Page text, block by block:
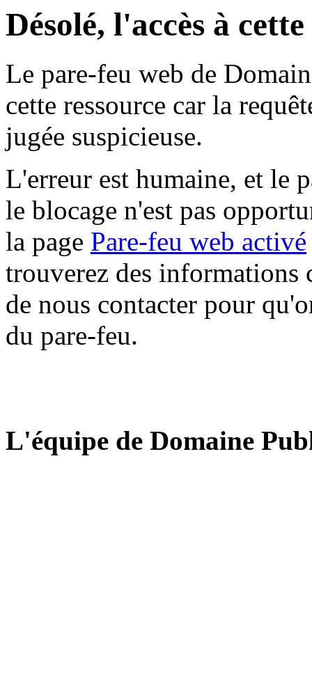
Désolé, l'accès à
Le pare-feu web de
cette ressource car la
jugée suspicieuse.
L'erreur est humaine, et le
le blocage n'est pas
la page Pare-feu web activé
trouverez des informations
de nous contacter pour
du pare-feu.
L'équipe de Domaine